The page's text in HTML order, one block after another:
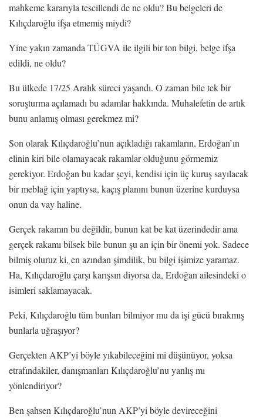
mahkeme kararıyla tescillendi de ne oldu? Bu belgeleri de
Kılıçdaroğlu ifşa etmemiş miydi?
Yine yakın zamanda TÜGVA ile ilgili bir ton bilgi, belge ifşa
edildi, ne oldu?
Bu ülkede 17/25 Aralık süreci yaşandı. O zaman bile tek bir
soruşturma açılamadı bu adamlar hakkında. Muhalefetin de artık
bunu anlamış olması gerekmez mi?
Son olarak Kılıçdaroğlu’nun açıkladığı rakamların, Erdoğan’ın
elinin kiri bile olamayacak rakamlar olduğunu görmemiz
gerekiyor. Erdoğan bu kadar şeyi, kendisi için üç kuruş sayılacak
bir meblağ için yaptıysa, kaçış planını bunun üzerine kurduysa
onun da vay haline.
Gerçek rakamın bu değildir, bunun kat be kat üzerindedir ama
gerçek rakamı bilsek bile bunun şu an için bir önemi yok. Sadece
bilmiş oluruz ki, en azından şimdilik, bu bilgi işimize yaramaz.
Ha, Kılıçdaroğlu çarşı karışsın diyorsa da, Erdoğan ailesindeki o
isimleri saklamayacak.
Peki, Kılıçdaroğlu tüm bunları bilmiyor mu da işi gücü bırakmış
bunlarla uğraşıyor?
Gerçekten AKP’yi böyle yıkabileceğini mi düşünüyor, yoksa
etrafındakiler, danışmanları Kılıçdaroğlu’nu yanlış mı
yönlendiriyor?
Ben şahsen Kılıçdaroğlu’nun AKP’yi böyle devireceğini